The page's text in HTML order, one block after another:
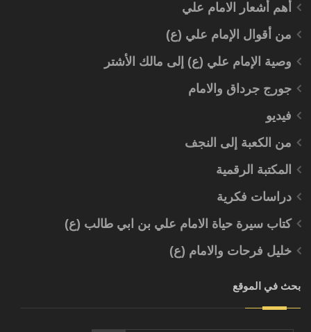
أهم أشعار الامام علي
من أقوال الإمام علي (ع)
وصية الإمام علي (ع) إلى مالك الأشتر
جورج جرداق والامام
فيديو
من الكعبة إلى النجف
المكتبة الرقمية
دراسات فكرية
كتاب سيرة حياة الامام علي بن ابي طالب (ع)
خليل فرحات والامام (ع)
بحث في الموقع